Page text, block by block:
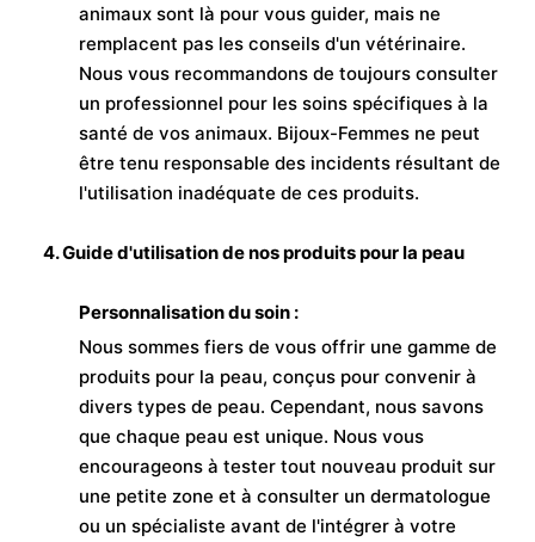
animaux sont là pour vous guider, mais ne
remplacent pas les conseils d'un vétérinaire.
Nous vous recommandons de toujours consulter
un professionnel pour les soins spécifiques à la
santé de vos animaux. Bijoux-Femmes ne peut
être tenu responsable des incidents résultant de
l'utilisation inadéquate de ces produits.
4. Guide d'utilisation de nos produits pour la peau
Personnalisation du soin :
Nous sommes fiers de vous offrir une gamme de
produits pour la peau, conçus pour convenir à
divers types de peau. Cependant, nous savons
que chaque peau est unique. Nous vous
encourageons à tester tout nouveau produit sur
une petite zone et à consulter un dermatologue
ou un spécialiste avant de l'intégrer à votre